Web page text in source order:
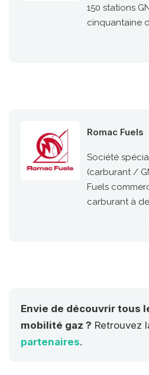
150 stations
cinquantaine
sur le
Romac Fuels
Société
(carburant /
Fuels
carburant à
Envie de découvrir tous
mobilité gaz ? Retrouvez
partenaires.